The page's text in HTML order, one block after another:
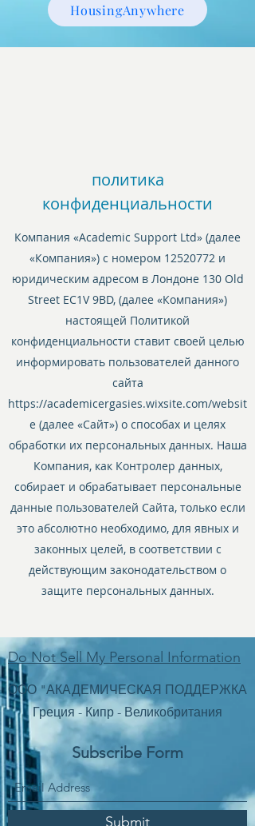
HousingAnywhere
политика
конфиденциальности
Компания «Academic Support Ltd» (далее
«Компания») с номером 12520772 и
юридическим адресом в Лондоне 130 Old
Street EC1V 9BD, (далее «Компания»)
настоящей Политикой
конфиденциальности ставит своей целью
информировать пользователей данного
сайта
https://academicergasies.wixsite.com/websit
e (далее «Сайт») о способах и целях
обработки их персональных данных. Наша
Компания, как Контролер данных,
собирает и обрабатывает персональные
данные пользователей Сайта, только если
это абсолютно необходимо, для явных и
законных целей, в соответствии с
действующим законодательством о
защите персональных данных.
Do Not Sell My Personal Information
ООО "АКАДЕМИЧЕСКАЯ ПОДДЕРЖКА
Греция - Кипр - Великобритания
Subscribe Form
Submit